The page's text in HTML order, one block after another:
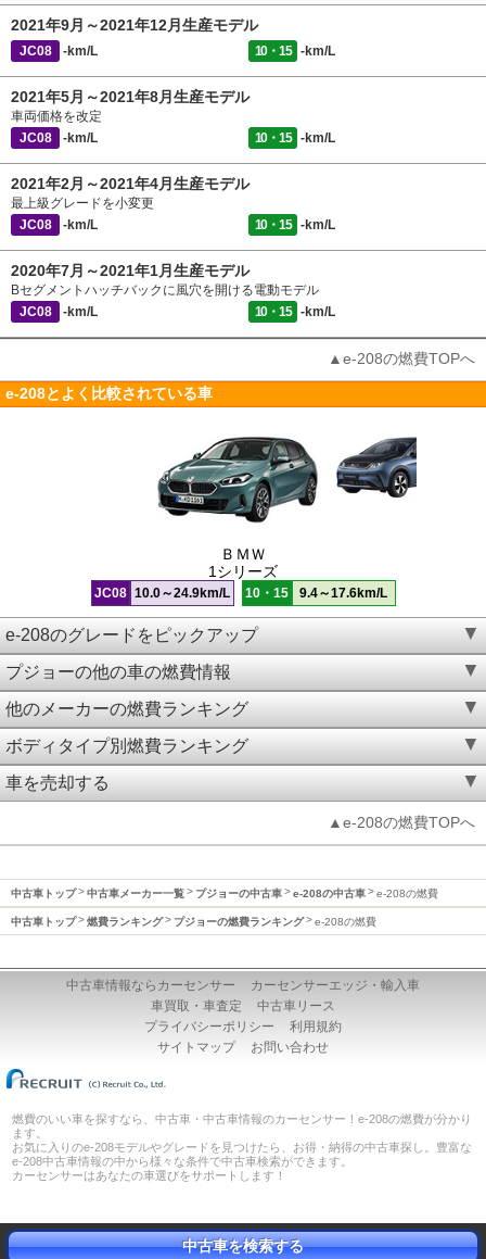
2021年9月～2021年12月生産モデル
JC08 -km/L 10・15 -km/L
2021年5月～2021年8月生産モデル
車両価格を改定
JC08
-km/L 10・15 -km/L
2021年2月～2021年4月生産モデル
最上級グレードを小変更
JC08
-km/L 10・15 -km/L
2020年7月～2021年1月生産モデル
Bセグメントハッチバックに風穴を開ける電動モデル
JC08
-km/L 10・15 -km/L
▲e-208の燃費TOPへ
e-208とよく比較されている車
ＢＭＷ
1シリーズ
JC08 10.0～24.9km/L 10・15 9.4～17.6km/L
e-208のグレードをピックアップ
プジョーの他の車の燃費情報
他のメーカーの燃費ランキング
ボディタイプ別燃費ランキング
車を売却する
▲e-208の燃費TOPへ
中古車トップ 中古車メーカー一覧 プジョーの中古車 e-208の中古車 e-208の燃費
中古車トップ 燃費ランキング プジョーの燃費ランキング e-208の燃費
中古車情報ならカーセンサー
カーセンサーエッジ・輸入車
車買取・車査定
中古車リース
プライバシーポリシー
利用規約
サイトマップ
お問い合わせ
燃費のいい車を探すなら、中古車・中古車情報のカーセンサー！e-208の燃費が分かり
ます。
お気に入りのe-208モデルやグレードを見つけたら、お得・納得の中古車探し。豊富な
e-208中古車情報の中から様々な条件で中古車検索ができます。
カーセンサーはあなたの車選びをサポートします！
中古車を検索する